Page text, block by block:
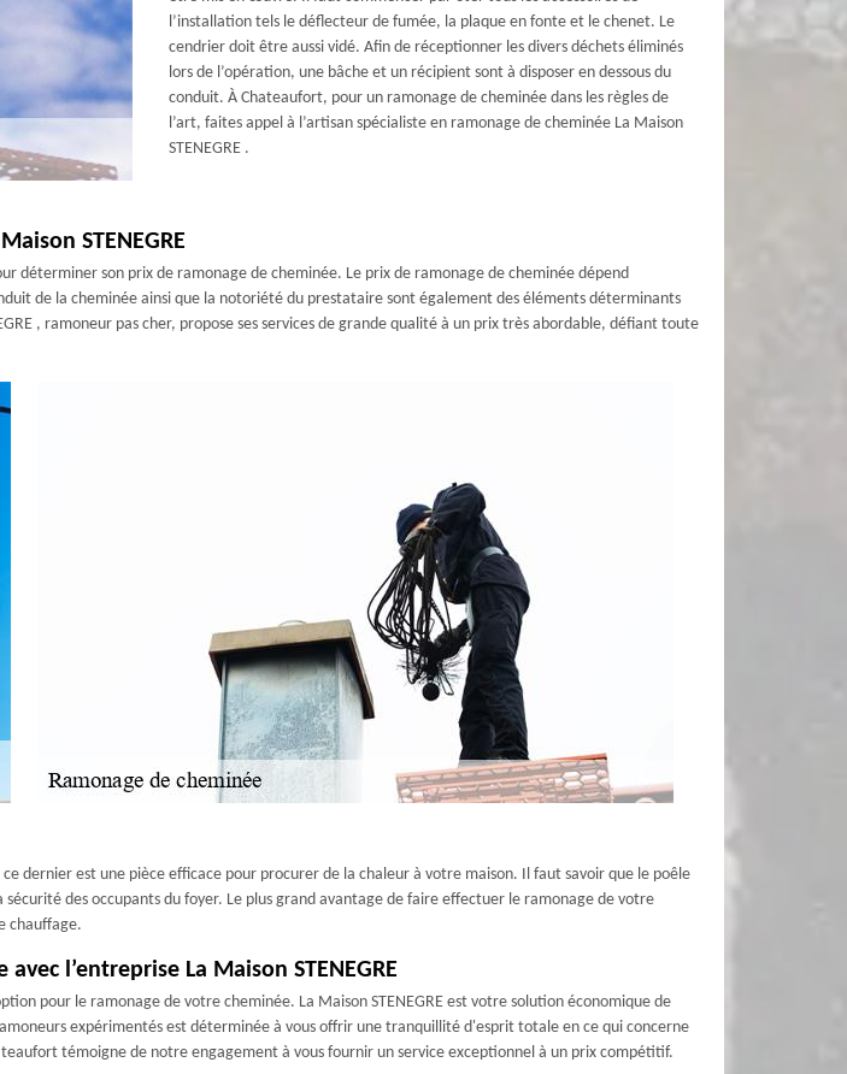
l’installation tels le déflecteur de fumée, la plaque en fonte et le chenet. Le
cendrier doit être aussi vidé. Afin de réceptionner les divers déchets éliminés
lors de l’opération, une bâche et un récipient sont à disposer en dessous du
conduit. À Chateaufort, pour un ramonage de cheminée dans les règles de
l’art, faites appel à l’artisan spécialiste en ramonage de cheminée La Maison
STENEGRE .
STENEGRE
déterminer son prix de ramonage de cheminée. Le prix de ramonage de cheminée dépend
de la cheminée ainsi que la notoriété du prestataire sont également des éléments déterminants
, ramoneur pas cher, propose ses services de grande qualité à un prix très abordable, défiant toute
dernier est une pièce efficace pour procurer de la chaleur à votre maison. Il faut savoir que le poêle
des occupants du foyer. Le plus grand avantage de faire effectuer le ramonage de votre
chauffage.
l’entreprise La Maison STENEGRE
pour le ramonage de votre cheminée. La Maison STENEGRE est votre solution économique de
expérimentés est déterminée à vous offrir une tranquillité d'esprit totale en ce qui concerne
témoigne de notre engagement à vous fournir un service exceptionnel à un prix compétitif.